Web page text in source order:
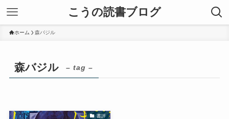
こうの読書ブログ
ホーム 森バジル
森バジル – tag –
書評